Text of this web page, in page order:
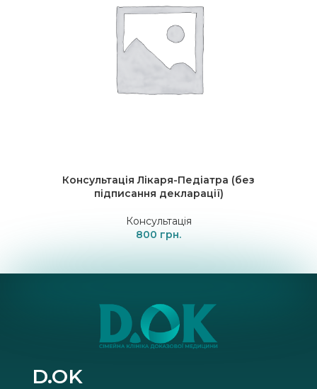
Консультація Лікаря-Педіатра (без
підписання декларації)
Консультація
800
D.OK